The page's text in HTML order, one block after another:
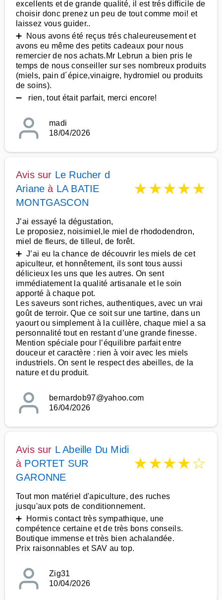
excellents et de grande qualité, il est trés difficile de
choisir donc prenez un peu de tout comme moi! et
laissez vous guider..
➕ Nous avons été reçus trés chaleureusement et
avons eu même des petits cadeaux pour nous
remercier de nos achats.Mr Lebrun a bien pris le
temps de nous conseiller sur ses nombreux produits
(miels, pain d´épice,vinaigre, hydromiel ou produits
de soins).
➖ rien, tout était parfait, merci encore!
madi
18/04/2026
Avis sur Le Rucher d
Ariane à LA BATIE
MONTGASCON
★★★★★
J’ai essayé la dégustation,
Le proposiez, noisimiel,le miel de rhododendron,
miel de fleurs, de tilleul, de forêt.
➕ J’ai eu la chance de découvrir les miels de cet
apiculteur, et honnêtement, ils sont tous aussi
délicieux les uns que les autres. On sent
immédiatement la qualité artisanale et le soin
apporté à chaque pot.
Les saveurs sont riches, authentiques, avec un vrai
goût de terroir. Que ce soit sur une tartine, dans un
yaourt ou simplement à la cuillère, chaque miel a sa
personnalité tout en restant d’une grande finesse.
Mention spéciale pour l’équilibre parfait entre
douceur et caractère : rien à voir avec les miels
industriels. On sent le respect des abeilles, de la
nature et du produit.
bernardob97@yahoo.com
16/04/2026
Avis sur L Abeille Du Midi
à PORTET SUR
GARONNE
★★★★☆
Tout mon matériel d'apiculture, des ruches
jusqu'aux pots de conditionnement.
➕ Hormis contact très sympathique, une
compétence certaine et de très bons conseils.
Boutique immense et très bien achalandée.
Prix raisonnables et SAV au top.
Zig31
10/04/2026